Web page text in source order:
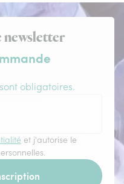
newsletter
obligatoires.
et j'autorise le